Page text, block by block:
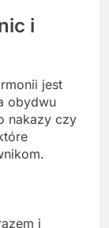
i
jest
obydwu
nakazy czy
i